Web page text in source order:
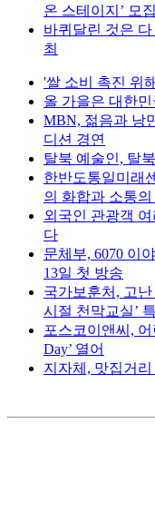
온 스테이지’ 모집
바퀴달린 것은
최
'쌀 소비 촉진 위
올 가을은 대한
MBN, 젊음과 낭
디션 경연
탈북 예술인, 탈
한반도통일미래
의 화합과 소통의
외국인 관광객
다
문체부, 6070 이
13일 첫 방송
국가보훈처, 고
시절 천막교실’
포스코이앤씨, 어
Day’ 열어
지자체, 맛집거